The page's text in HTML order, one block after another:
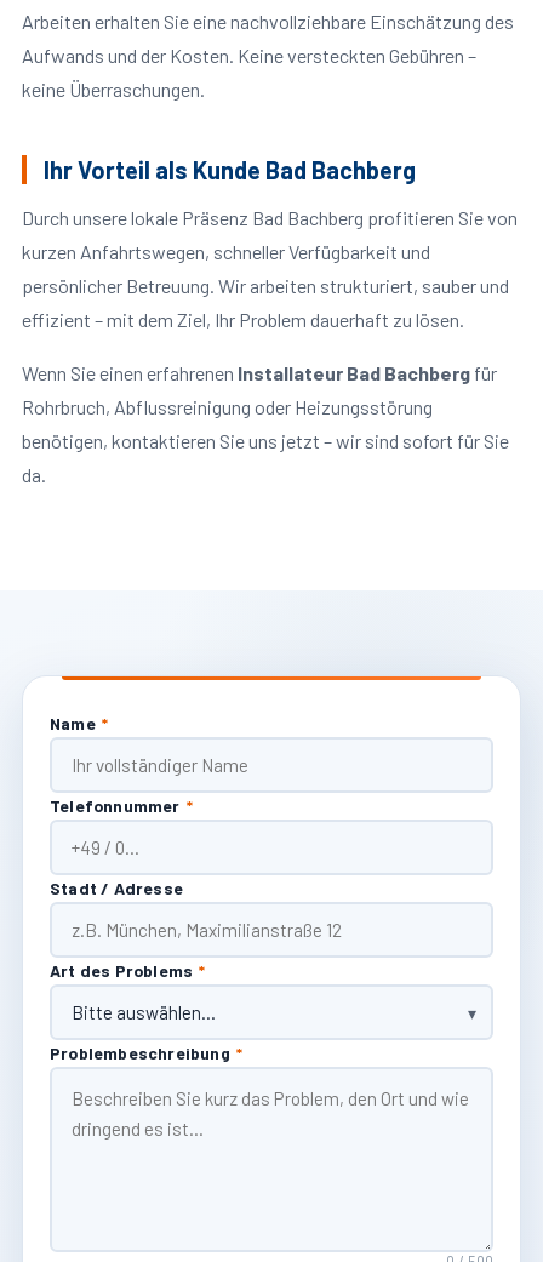
Arbeiten erhalten Sie eine nachvollziehbare Einschätzung des
Aufwands und der Kosten. Keine versteckten Gebühren –
keine Überraschungen.
Ihr Vorteil als Kunde Bad Bachberg
Durch unsere lokale Präsenz Bad Bachberg profitieren Sie von
kurzen Anfahrtswegen, schneller Verfügbarkeit und
persönlicher Betreuung. Wir arbeiten strukturiert, sauber und
effizient – mit dem Ziel, Ihr Problem dauerhaft zu lösen.
Wenn Sie einen erfahrenen Installateur Bad Bachbergfür
Rohrbruch, Abflussreinigung oder Heizungsstörung
benötigen, kontaktieren Sie uns jetzt – wir sind sofort für Sie
da.
Name *
Telefonnummer *
Stadt / Adresse
Art des Problems *
Problembeschreibung *